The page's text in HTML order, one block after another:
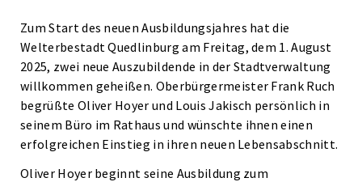
Zum Start des neuen Ausbildungsjahres hat die
Welterbestadt Quedlinburg am Freitag, dem 1. August
2025, zwei neue Auszubildende in der Stadtverwaltung
willkommen geheißen. Oberbürgermeister Frank Ruch
begrüßte Oliver Hoyer und Louis Jakisch persönlich in
seinem Büro im Rathaus und wünschte ihnen einen
erfolgreichen Einstieg in ihren neuen Lebensabschnitt.
Oliver Hoyer beginnt seine Ausbildung zum